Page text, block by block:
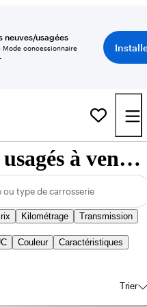
neuves/usagées
Mode concessionnaire
Hyundai Sonata usagés à vendre près de Jonquière, QC
type de carrosserie
Kilométrage Transmission
Couleur
Caractéristiques
Trier